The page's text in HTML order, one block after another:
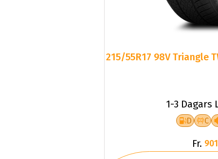
215/55R17 98V Triangle
1-3 Dagars
D C
Fr.